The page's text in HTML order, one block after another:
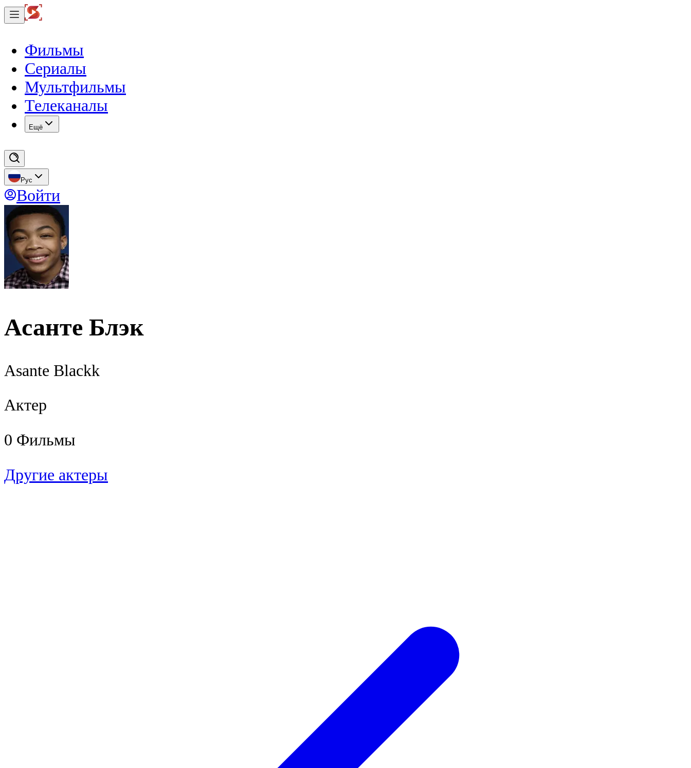
Фильмы
Сериалы
Мультфильмы
Телеканалы
Eщё
Рус
Войти
Асанте Блэк
Asante Blackk
Актер
0 Фильмы
Другие актеры